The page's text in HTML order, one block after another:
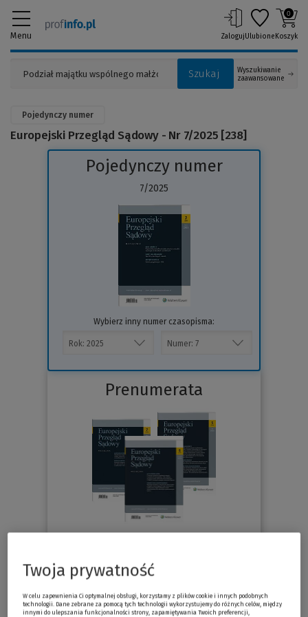
Menu
Szukaj
Wyszukiwanie
zaawansowane
ZalogujUlubione
0
Koszyk
Pojedynczy numer
Europejski Przegląd Sądowy - Nr 7/2025 [238]
Pojedynczy numer
7/2025
do
Wybierz inny numer czasopisma:
Prenumerata
Twoja prywatność
W celu zapewnienia Ci optymalnej obsługi, korzystamy z plików cookie i innych podobnych
technologii. Dane zebrane za pomocą tych technologii wykorzystujemy do różnych celów, między
innymi do ulepszania funkcjonalności strony, zapamiętywania Twoich preferencji,